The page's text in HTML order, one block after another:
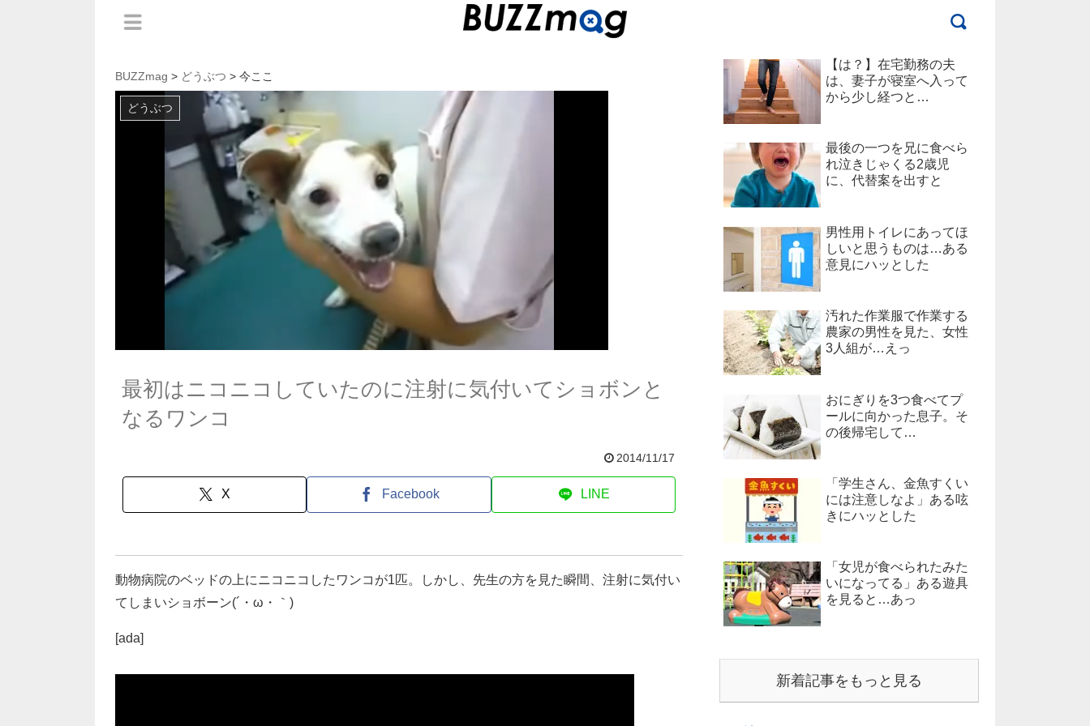
BUZZmag > どうぶつ > 今ここ
どうぶつ
最初はニコニコしていたのに注射に気付いてショボンと
なるワンコ
2014/11/17
X Facebook LINE
動物病院のベッドの上にニコニコしたワンコが1匹。しかし、先生の方を見た瞬間、注射に気付い
てしまいショボーン(´・ω・｀)
[ada]
【は？】在宅勤務の夫
は、妻子が寝室へ入って
から少し経つと…
最後の一つを兄に食べら
れ泣きじゃくる2歳児
に、代替案を出すと
男性用トイレにあってほ
しいと思うものは…ある
意見にハッとした
汚れた作業服で作業する
農家の男性を見た、女性
3人組が…えっ
おにぎりを3つ食べてプ
ールに向かった息子。そ
の後帰宅して…
「学生さん、金魚すくい
には注意しなよ」ある呟
きにハッとした
「女児が食べられたみた
いになってる」ある遊具
を見ると…あっ
新着記事をもっと見る